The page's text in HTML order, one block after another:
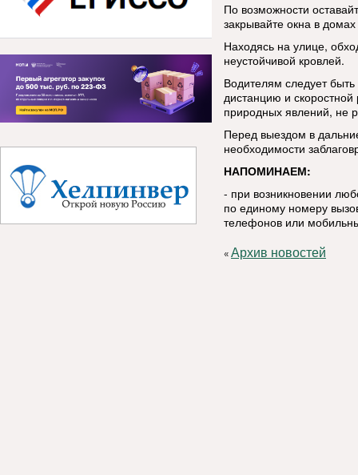
По возможности
закрывайте окна в
Находясь на улице,
неустойчивой кровлей.
Водителям следует
дистанцию и
природных явлений, не
Перед выездом в
необходимости
НАПОМИНАЕМ:
- при возникновении
по единому номеру
телефонов или
«Архив новостей